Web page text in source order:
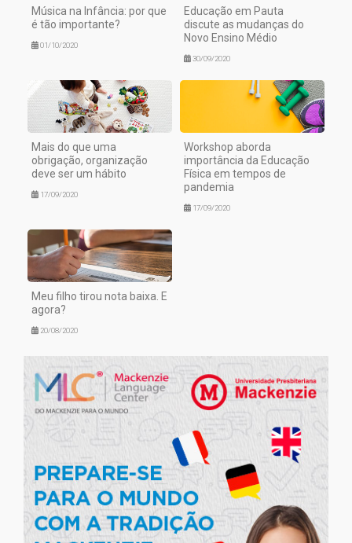
Música na Infância: por que
é tão importante?
01/10/2020
Educação em Pauta
discute as mudanças do
Novo Ensino Médio
30/09/2020
Mais do que uma
obrigação, organização
deve ser um hábito
17/09/2020
Workshop aborda
importância da Educação
Física em tempos de
pandemia
17/09/2020
Meu filho tirou nota baixa. E
agora?
20/08/2020